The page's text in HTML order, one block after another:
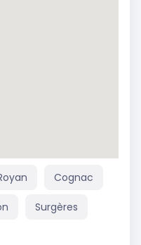
Cognac
Surgères